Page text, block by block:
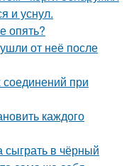
и уснул.
опять?
от неё после
при
каждого
в чёрный